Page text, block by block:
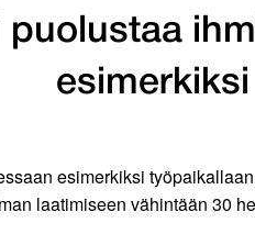
esimerkiksi
laatimiseen vähintään 30